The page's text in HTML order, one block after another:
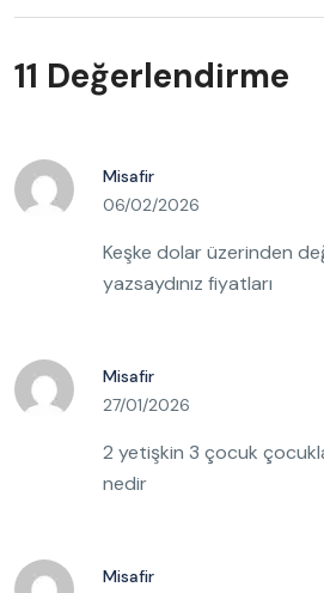
11 Değerlendirme
Misafir
06/02/2026
Keşke dolar üzerinden
yazsaydınız fiyatları
Misafir
27/01/2026
2 yetişkin 3 çocuk
nedir
Misafir